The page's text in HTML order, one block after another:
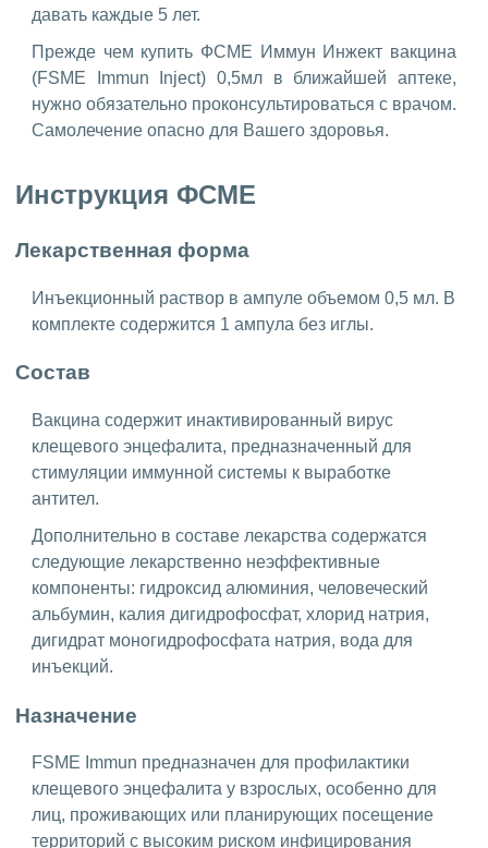
давать каждые 5 лет.
Прежде чем купить ФСМЕ Иммун Инжект вакцина
(FSME Immun Inject) 0,5мл в ближайшей аптеке,
нужно обязательно проконсультироваться с врачом.
Самолечение опасно для Вашего здоровья.
Инструкция ФСМЕ
Лекарственная форма
Инъекционный раствор в ампуле объемом 0,5 мл. В
комплекте содержится 1 ампула без иглы.
Состав
Вакцина содержит инактивированный вирус
клещевого энцефалита, предназначенный для
стимуляции иммунной системы к выработке
антител.
Дополнительно в составе лекарства содержатся
следующие лекарственно неэффективные
компоненты: гидроксид алюминия, человеческий
альбумин, калия дигидрофосфат, хлорид натрия,
дигидрат моногидрофосфата натрия, вода для
инъекций.
Назначение
FSME Immun предназначен для профилактики
клещевого энцефалита у взрослых, особенно для
лиц, проживающих или планирующих посещение
территорий с высоким риском инфицирования